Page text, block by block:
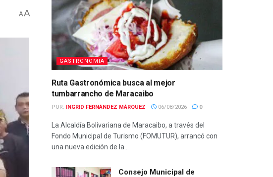
AA
GASTRONOMIA
Ruta Gastronómica busca al mejor
tumbarrancho de Maracaibo
POR: INGRID FERNÁNDEZ MÁRQUEZ 06/08/2026 0
La Alcaldía Bolivariana de Maracaibo, a través del
Fondo Municipal de Turismo (FOMUTUR), arrancó con
una nueva edición de la...
Consejo Municipal de